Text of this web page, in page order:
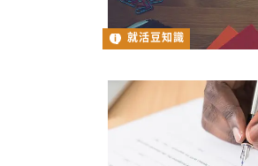
就活豆知識